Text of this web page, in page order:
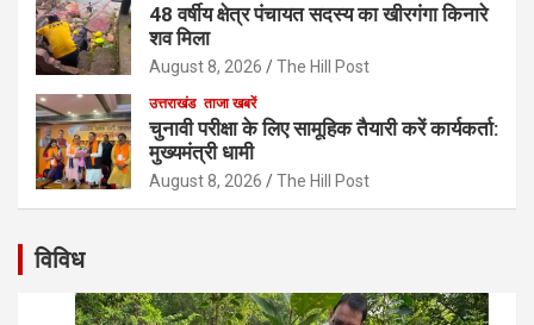
48 वर्षीय क्षेत्र पंचायत सदस्य का खीरगंगा किनारे
शव मिला
August 8, 2026 The Hill Post
उत्तराखंड ताजा खबरें
चुनावी परीक्षा के लिए सामूहिक तैयारी करें कार्यकर्ता:
मुख्यमंत्री धामी
August 8, 2026 The Hill Post
विविध